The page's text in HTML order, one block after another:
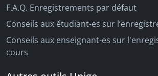
F.A.Q. Enregistrements par défaut
Conseils aux étudiant-es sur
Conseils aux enseignant-es sur
cours